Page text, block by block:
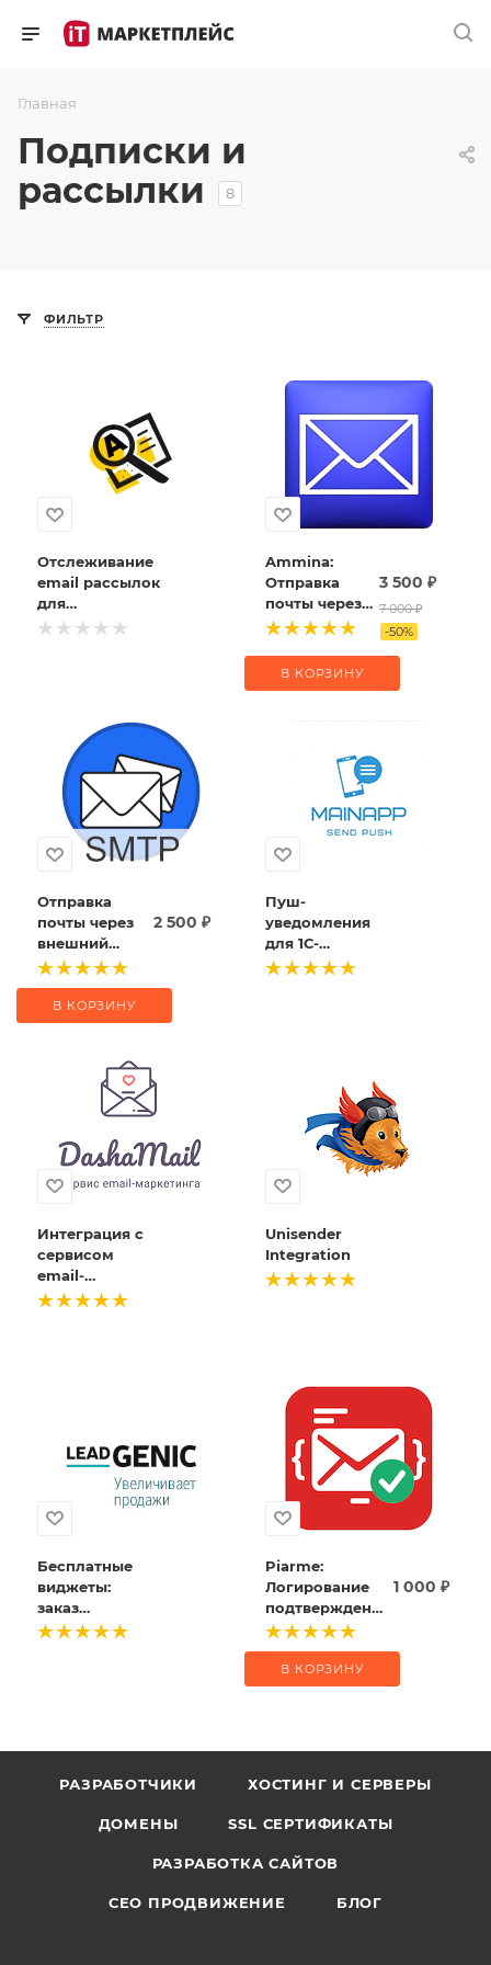
Главная
Подписки и
рассылки
8
ФИЛЬТР
Отслеживание
email рассылок
для
Яндекс.Метрика
Ammina:
Отправка
почты через
SMTP и DKIM
(Битрикс,
3 500 ₽
7 000₽
-50%
В КОРЗИНУ
Отправка
почты через
внешний
SMTP
2 500 ₽
В КОРЗИНУ
Пуш-
уведомления
для 1С-
Битрикс.
Интеграция с
сервисом
email-
рассылок
Unisender
Integration
Бесплатные
виджеты:
заказ
обратного
Piarme:
Логирование
подтверждения
подписки
1 000 ₽
В КОРЗИНУ
РАЗРАБОТЧИКИ ХОСТИНГ И СЕРВЕРЫ
ДОМЕНЫ SSL СЕРТИФИКАТЫ
РАЗРАБОТКА САЙТОВ
СЕО ПРОДВИЖЕНИЕ БЛОГ